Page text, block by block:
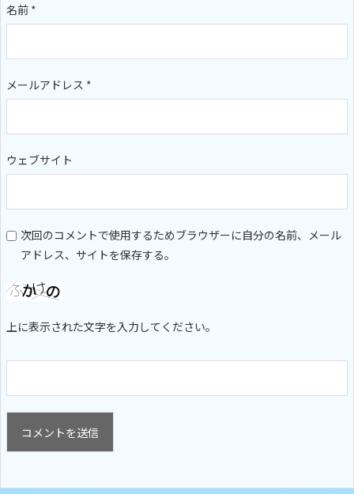
名前 *
メールアドレス *
ウェブサイト
次回のコメントで使用するためブラウザーに自分の名前、メール
アドレス、サイトを保存する。
上に表示された文字を入力してください。